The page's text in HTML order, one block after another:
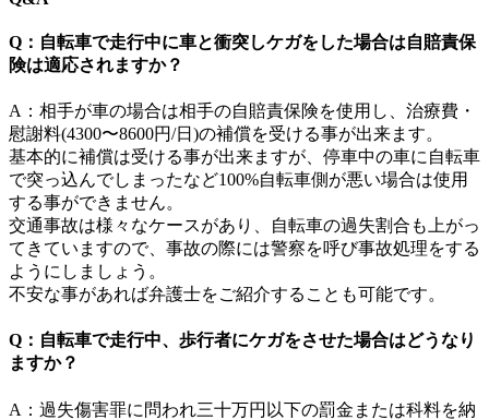
Q：自転車で走行中に車と衝突しケガをした場合は自賠責保
険は適応されますか？
A：相手が車の場合は相手の自賠責保険を使用し、治療費・
慰謝料(4300〜8600円/日)の補償を受ける事が出来ます。
基本的に補償は受ける事が出来ますが、停車中の車に自転車
で突っ込んでしまったなど100%自転車側が悪い場合は使用
する事ができません。
交通事故は様々なケースがあり、自転車の過失割合も上がっ
てきていますので、事故の際には警察を呼び事故処理をする
ようにしましょう。
不安な事があれば弁護士をご紹介することも可能です。
Q：自転車で走行中、歩行者にケガをさせた場合はどうなり
ますか？
A：過失傷害罪に問われ三十万円以下の罰金または科料を納